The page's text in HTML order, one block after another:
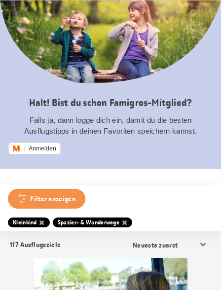
Halt! Bist du schon Famigros-Mitglied?
Falls ja, dann logge dich ein, damit du die besten
Ausflugstipps in deinen Favoriten speichern kannst.
Anmelden
Filter anzeigen
Kleinkind Spazier- & Wanderwege
117Ausflugsziele
Sortierung